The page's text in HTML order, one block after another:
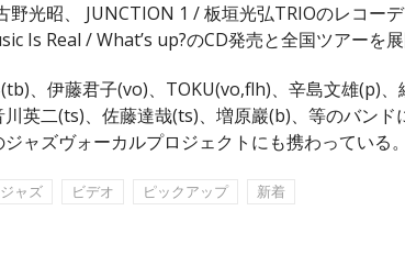
野光昭、 JUNCTION 1 / 板垣光弘TRIOのレコーデ
Is Real / What’s up?のCD発売と全国ツアーを展
、伊藤君子(vo)、TOKU(vo,flh)、辛島文雄(p)、
英二(ts)、佐藤達哉(ts)、増原巖(b)、等のバンド
ャズヴォーカルプロジェクトにも携わっている。
ジャズ ビデオ ピックアップ 新着